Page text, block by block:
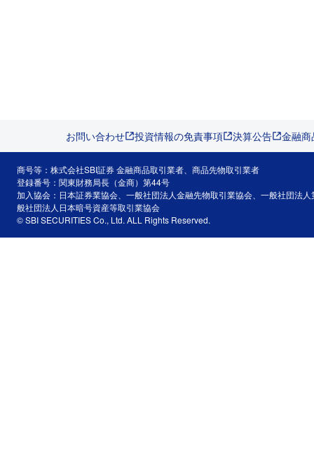
お問い合わせ 投資情報の免責事項 決算公告 金融
商号等：株式会社SBI証券 金融商品取引業者、商品先物取引業者
登録番号：関東財務局長（金商）第44号
加入協会：日本証券業協会、一般社団法人金融先物取引業協会、一般社団法
般社団法人日本暗号資産等取引業協会
© SBI SECURITIES Co., Ltd. ALL Rights Reserved.